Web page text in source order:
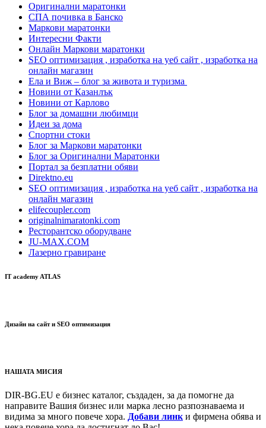
Оригинални маратонки
СПА почивка в Банско
Маркови маратонки
Интересни Факти
Онлайн Маркови маратонки
SEO оптимизация , изработка на уеб сайт , изработка на
онлайн магазин
Ела и Виж – блог за живота и туризма
Новини от Казанлък
Новини от Карлово
Блог за домашни любимци
Идеи за дома
Спортни стоки
Блог за Маркови маратонки
Блог за Оригинални Маратонки
Портал за безплатни обяви
Direktno.eu
SEO оптимизация , изработка на уеб сайт , изработка на
онлайн магазин
elifecoupler.com
originalnimaratonki.com
Ресторантско оборудване
JU-MAX.COM
Лазерно гравиране
IT academy ATLAS
Дизайн на сайт и SEO оптимизация
НАШАТА МИСИЯ
DIR-BG.EU е бизнес каталог, създаден, за да помогне да
направите Вашия бизнес или марка лесно разпознаваема и
видима за много повече хора. Добави линк и фирмена обява и